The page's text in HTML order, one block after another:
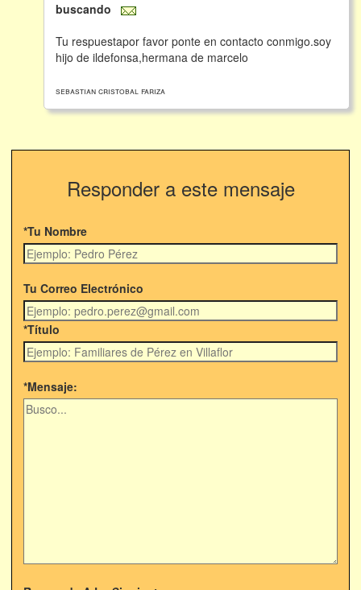
buscando
Tu respuestapor favor ponte en contacto conmigo.soy
hijo de ildefonsa,hermana de marcelo
sebastian cristobal fariza
Responder a este mensaje
*Tu Nombre
Tu Correo Electrónico
*Título
*Mensaje: